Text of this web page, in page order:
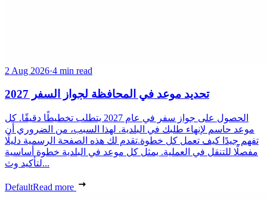
2 Aug 2026·4 min read
تحديد موعد في المحافظة لجواز السفر 2027
الحصول على جواز سفر في عام 2027 يتطلب تخطيطًا دقيقًا. كل
موعد حاسم لإنهاء طلبك في البلدية. لهذا السبب، من الضروري أن
تفهم جيدًا كيف تعمل كل خطوة.تقدم لك هذه الصفحة الرسمية دليلًا
مفصلًا للتنقل في العملية. يمثل كل موعد في البلدية خطوة أساسية
لتأكيد وث...
DefaultRead more